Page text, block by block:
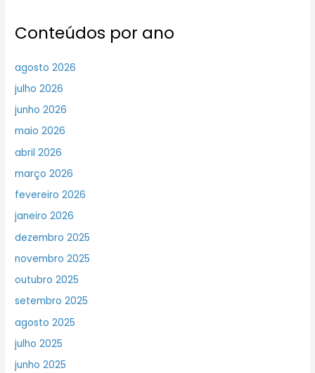
Conteúdos por ano
agosto 2026
julho 2026
junho 2026
maio 2026
abril 2026
março 2026
fevereiro 2026
janeiro 2026
dezembro 2025
novembro 2025
outubro 2025
setembro 2025
agosto 2025
julho 2025
junho 2025